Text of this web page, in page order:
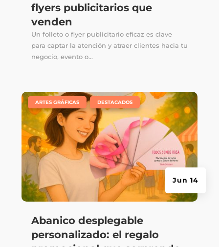
flyers publicitarios que
venden
Un folleto o flyer publicitario eficaz es clave
para captar la atención y atraer clientes hacia tu
negocio, evento o...
Abanico desplegable
personalizado: el regalo
Jun 14
ARTES GRÁFICAS DESTACADOS